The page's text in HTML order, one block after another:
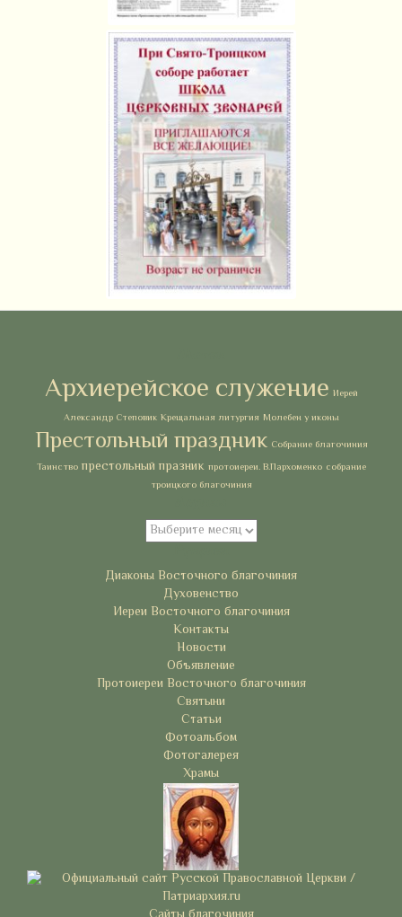
Архиерейское служение Иерей
Александр Степовик Крещальная литургия Молебен у иконы
Престольный праздник Собрание благочиния
Таинство престольный празник протоиереи. В.Пархоменко собрание
троицкого благочиния
Архивы
Диаконы Восточного благочиния
Духовенство
Иереи Восточного благочиния
Контакты
Новости
Объявление
Протоиереи Восточного благочиния
Святыни
Статьи
Фотоальбом
Фотогалерея
Храмы